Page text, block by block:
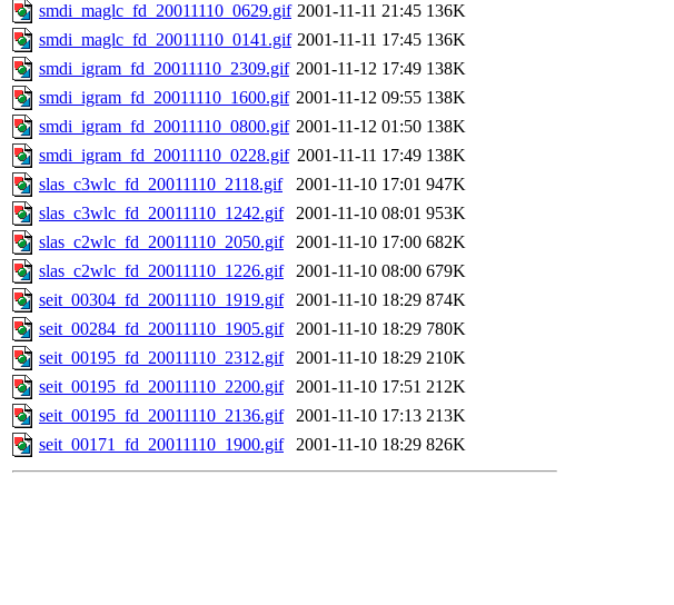
smdi_maglc_fd_20011110_0629.gif 2001-11-11 21:45 136K
smdi_maglc_fd_20011110_0141.gif 2001-11-11 17:45 136K
smdi_igram_fd_20011110_2309.gif 2001-11-12 17:49 138K
smdi_igram_fd_20011110_1600.gif 2001-11-12 09:55 138K
smdi_igram_fd_20011110_0800.gif 2001-11-12 01:50 138K
smdi_igram_fd_20011110_0228.gif 2001-11-11 17:49 138K
slas_c3wlc_fd_20011110_2118.gif
2001-11-10 17:01 947K
slas_c3wlc_fd_20011110_1242.gif
2001-11-10 08:01 953K
slas_c2wlc_fd_20011110_2050.gif
2001-11-10 17:00 682K
slas_c2wlc_fd_20011110_1226.gif
2001-11-10 08:00 679K
seit_00304_fd_20011110_1919.gif
2001-11-10 18:29 874K
seit_00284_fd_20011110_1905.gif
2001-11-10 18:29 780K
seit_00195_fd_20011110_2312.gif
2001-11-10 18:29 210K
seit_00195_fd_20011110_2200.gif
2001-11-10 17:51 212K
seit_00195_fd_20011110_2136.gif
2001-11-10 17:13 213K
seit_00171_fd_20011110_1900.gif
2001-11-10 18:29 826K